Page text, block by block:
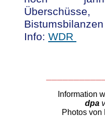
Info: WDR
Information
dpa
Photos von